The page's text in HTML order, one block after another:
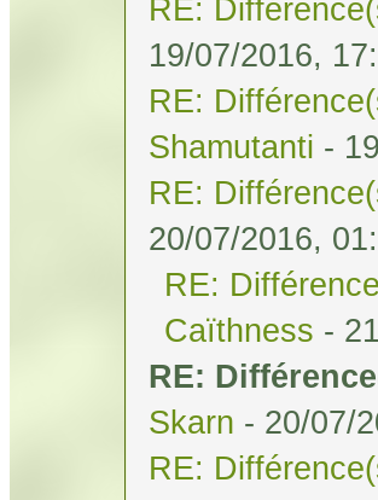
RE:
19/07/2016,
RE:
Shamutanti -
RE:
20/07/2016,
RE:
Caïthness -
RE:
Skarn - 20/07/
RE: